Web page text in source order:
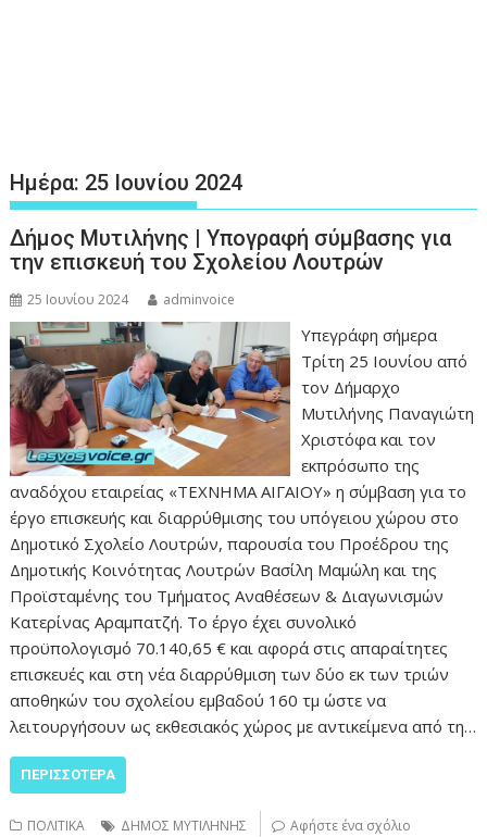
Ημέρα: 25 Ιουνίου 2024
Δήμος Μυτιλήνης | Υπογραφή σύμβασης για
την επισκευή του Σχολείου Λουτρών
25 Ιουνίου 2024 adminvoice
Υπεγράφη σήμερα
Τρίτη 25 Ιουνίου από
τον Δήμαρχο
Μυτιλήνης Παναγιώτη
Χριστόφα και τον
εκπρόσωπο της
αναδόχου εταιρείας «ΤΕΧΝΗΜΑ ΑΙΓΑΙΟΥ» η σύμβαση για το
έργο επισκευής και διαρρύθμισης του υπόγειου χώρου στο
Δημοτικό Σχολείο Λουτρών, παρουσία του Προέδρου της
Δημοτικής Κοινότητας Λουτρών Βασίλη Μαμώλη και της
Προϊσταμένης του Τμήματος Αναθέσεων & Διαγωνισμών
Κατερίνας Αραμπατζή. Το έργο έχει συνολικό
προϋπολογισμό 70.140,65 € και αφορά στις απαραίτητες
επισκευές και στη νέα διαρρύθμιση των δύο εκ των τριών
αποθηκών του σχολείου εμβαδού 160 τμ ώστε να
λειτουργήσουν ως εκθεσιακός χώρος με αντικείμενα από τη…
ΠΕΡΙΣΣΌΤΕΡΑ
ΠΟΛΙΤΙΚΑ ΔΗΜΟΣ ΜΥΤΙΛΗΝΗΣ Αφήστε ένα σχόλιο